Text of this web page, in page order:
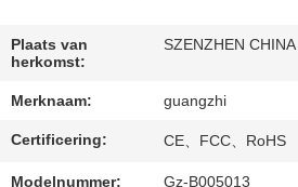
EEN
Plaats van
herkomst:
SZENZHEN CHINA
Merknaam: guangzhi
Certificering: CE、FCC、RoHS
Modelnummer: Gz-B005013